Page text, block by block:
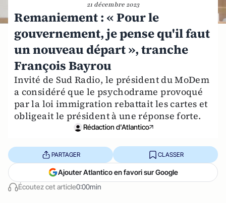
21 décembre 2023
Remaniement : « Pour le
gouvernement, je pense qu'il faut
un nouveau départ », tranche
François Bayrou
Invité de Sud Radio, le président du MoDem
a considéré que le psychodrame provoqué
par la loi immigration rebattait les cartes et
obligeait le président à une réponse forte.
Rédaction d'Atlantico
Écoutez cet article0:00min
PARTAGER CLASSER
Ajouter Atlantico en favori sur Google